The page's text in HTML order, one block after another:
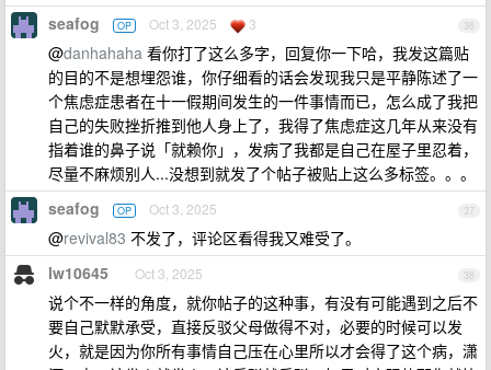
36
seafog OP Oct 3, 2025 3
@danhahaha 看你打了这么多字，回复你一下哈，我发这篇贴
的目的不是想埋怨谁，你仔细看的话会发现我只是平静陈述了一
个焦虑症患者在十一假期间发生的一件事情而已，怎么成了我把
自己的失败挫折推到他人身上了，我得了焦虑症这几年从来没有
指着谁的鼻子说「就赖你」，发病了我都是自己在屋子里忍着，
尽量不麻烦别人...没想到就发了个帖子被贴上这么多标签。。。
37
seafog OP Oct 3, 2025
@revival83 不发了，评论区看得我又难受了。
38
lw10645 Oct 3, 2025
说个不一样的角度，就你帖子的这种事，有没有可能遇到之后不
要自己默默承受，直接反驳父母做得不对，必要的时候可以发
火，就是因为你所有事情自己压在心里所以才会得了这个病，潇